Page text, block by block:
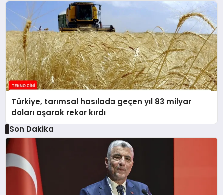
Türkiye, tarımsal hasılada geçen yıl 83 milyar
doları aşarak rekor kırdı
Son Dakika